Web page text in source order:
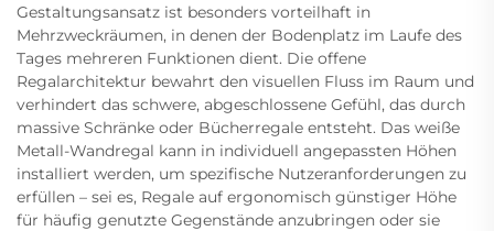
Gestaltungsansatz ist besonders vorteilhaft in
Mehrzweckräumen, in denen der Bodenplatz im Laufe des
Tages mehreren Funktionen dient. Die offene
Regalarchitektur bewahrt den visuellen Fluss im Raum und
verhindert das schwere, abgeschlossene Gefühl, das durch
massive Schränke oder Bücherregale entsteht. Das weiße
Metall-Wandregal kann in individuell angepassten Höhen
installiert werden, um spezifische Nutzeranforderungen zu
erfüllen – sei es, Regale auf ergonomisch günstiger Höhe
für häufig genutzte Gegenstände anzubringen oder sie